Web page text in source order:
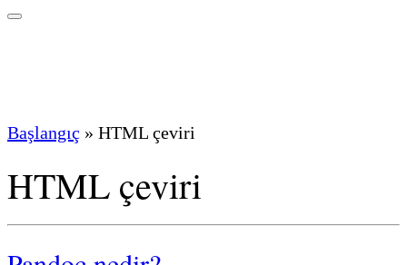
Başlangıç » HTML çeviri
HTML çeviri